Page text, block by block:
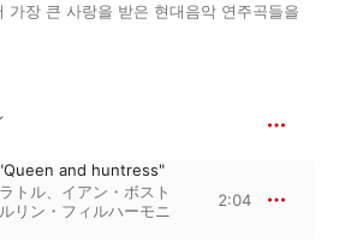
가장 큰 사랑을 받은 현대음악 연주곡들을
and huntress"
トル、 イアン・ボスト
リン・フィルハーモニ
2:04